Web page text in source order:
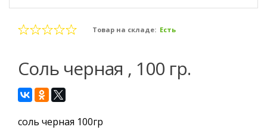
Товар на складе: Есть
Соль черная , 100 гр.
соль черная 100гр